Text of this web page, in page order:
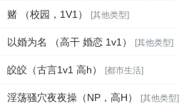
赌 （校园，1V1） [其他类型]
以婚为名 （高干 婚恋 1v1） [其他类型]
皎皎（古言1v1 高h） [都市生活]
淫荡骚穴夜夜操（NP，高H） [其他类型]